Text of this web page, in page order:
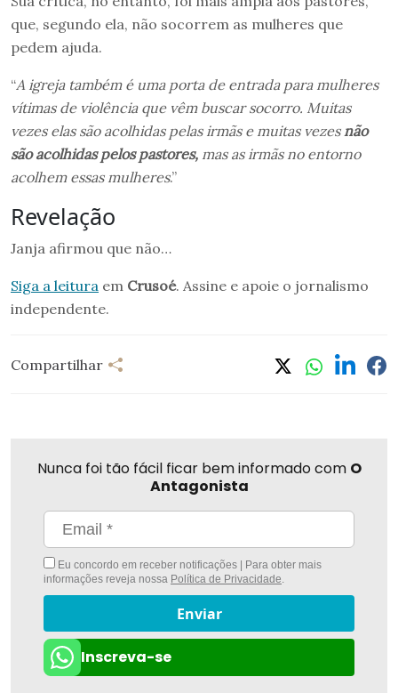
que, segundo ela, não socorrem as mulheres que
pedem ajuda.
“A igreja também é uma porta de entrada para mulheres
vítimas de violência que vêm buscar socorro. Muitas
vezes elas são acolhidas pelas irmãs e muitas vezesnão
são acolhidas pelos pastores, mas as irmãs no entorno
acolhem essas mulheres.”
Revelação
Janja afirmou que não…
Siga a leitura em Crusoé. Assine e apoie o jornalismo
independente.
Compartilhar
Nunca foi tão fácil ficar bem informado com O
Antagonista
Eu concordo em receber notificações | Para obter mais
informações reveja nossa Política de Privacidade.
Enviar
Inscreva-se